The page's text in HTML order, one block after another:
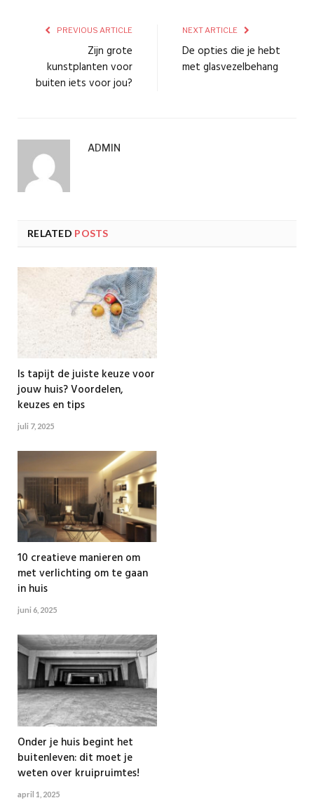
PREVIOUS ARTICLE
Zijn grote
kunstplanten voor
buiten iets voor jou?
NEXT ARTICLE
De opties die je hebt
met glasvezelbehang
ADMIN
RELATED POSTS
Is tapijt de juiste keuze voor
jouw huis? Voordelen,
keuzes en tips
juli 7, 2025
10 creatieve manieren om
met verlichting om te gaan
in huis
juni 6, 2025
Onder je huis begint het
buitenleven: dit moet je
weten over kruipruimtes!
april 1, 2025